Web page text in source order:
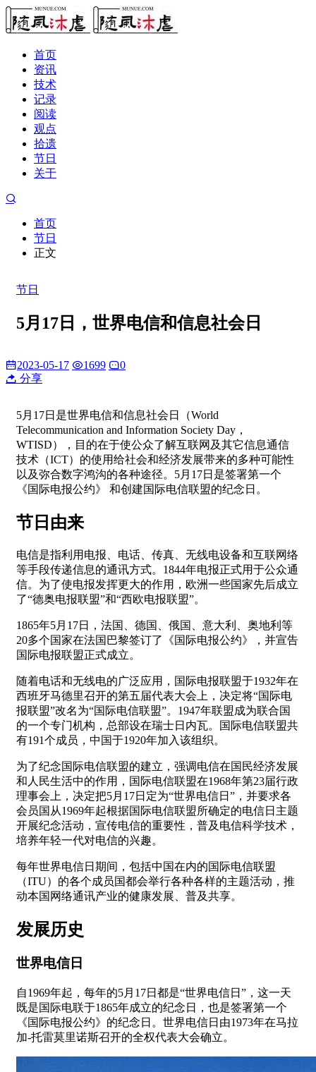
首页
资讯
技术
记录
阅读
观点
拾遗
节日
关于
首页
节日
正文
节日
5月17日，世界电信和信息社会日
2023-05-17 1699
0
分享
5月17日是世界电信和信息社会日（World
Telecommunication and Information Society Day，
WTISD），目的在于使公众了解互联网及其它信息通信
技术（ICT）的使用给社会和经济发展带来的多种可能性
以及弥合数字鸿沟的各种途径。5月17日是签署第一个
《国际电报公约》 和创建国际电信联盟的纪念日。
节日由来
电信是指利用电报、电话、传真、无线电设备和互联网络
等手段传递信息的通讯方式。1844年电报正式用于公众通
信。为了使电报发挥更大的作用，欧洲一些国家先后成立
了“德奥电报联盟”和“西欧电报联盟”。
1865年5月17日，法国、德国、俄国、意大利、奥地利等
20多个国家在法国巴黎签订了《国际电报公约》，并宣告
国际电报联盟正式成立。
随着电话和无线电的广泛应用，国际电报联盟于1932年在
西班牙马德里召开的第五届代表大会上，决定将“国际电
报联盟”改名为“国际电信联盟”。1947年联盟成为联合国
的一个专门机构，总部设在瑞士日内瓦。国际电信联盟共
有191个成员，中国于1920年加入该组织。
为了纪念国际电信联盟的建立，强调电信在国民经济发展
和人民生活中的作用，国际电信联盟在1968年第23届行政
理事会上，决定把5月17日定为“世界电信日”，并要求各
会员国从1969年起根据国际电信联盟所确定的电信日主题
开展纪念活动，宣传电信的重要性，普及电信科学技术，
培养年轻一代对电信的兴趣。
每年世界电信日期间，包括中国在内的国际电信联盟
（ITU）的各个成员国都会举行各种各样的主题活动，推
动本国网络通讯产业的健康发展、普及共享。
发展历史
世界电信日
自1969年起，每年的5月17日都是“世界电信日”，这一天
既是国际电联于1865年成立的纪念日，也是签署第一个
《国际电报公约》的纪念日。世界电信日由1973年在马拉
加-托雷莫里诺斯召开的全权代表大会确立。